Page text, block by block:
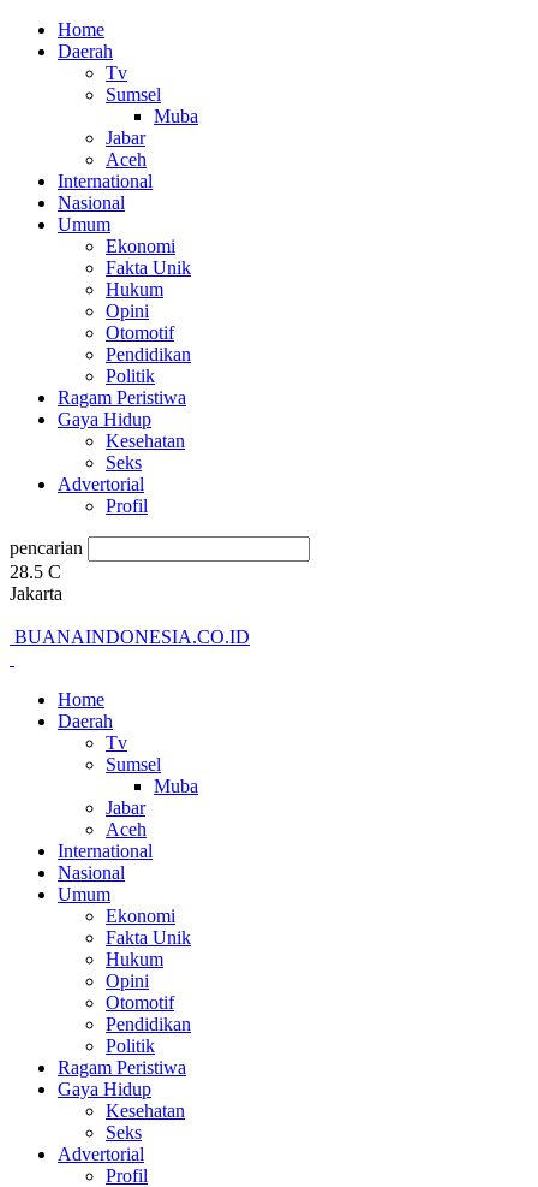
Home
Daerah
Tv
Sumsel
Muba
Jabar
Aceh
International
Nasional
Umum
Ekonomi
Fakta Unik
Hukum
Opini
Otomotif
Pendidikan
Politik
Ragam Peristiwa
Gaya Hidup
Kesehatan
Seks
Advertorial
Profil
pencarian
28.5 C
Jakarta
BUANAINDONESIA.CO.ID
Home
Daerah
Tv
Sumsel
Muba
Jabar
Aceh
International
Nasional
Umum
Ekonomi
Fakta Unik
Hukum
Opini
Otomotif
Pendidikan
Politik
Ragam Peristiwa
Gaya Hidup
Kesehatan
Seks
Advertorial
Profil